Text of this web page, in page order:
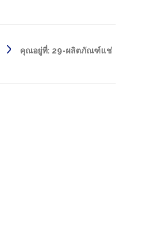
คุณอยู่ที่: 29-ผลิตภัณฑ์แช่